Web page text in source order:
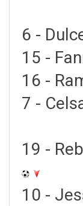
6 -
15 -
16 -
7 -
19 -
10 -